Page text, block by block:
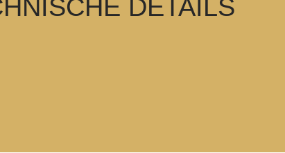
DETAILS